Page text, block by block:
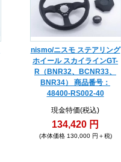
nismo/ニスモ ステアリング
ホイール スカイラインGT-
R（BNR32、BCNR33、
BNR34） 商品番号：
48400-RS002-40
現金特価(税込)
134,420 円
(本体価格 130,000 円＋税)